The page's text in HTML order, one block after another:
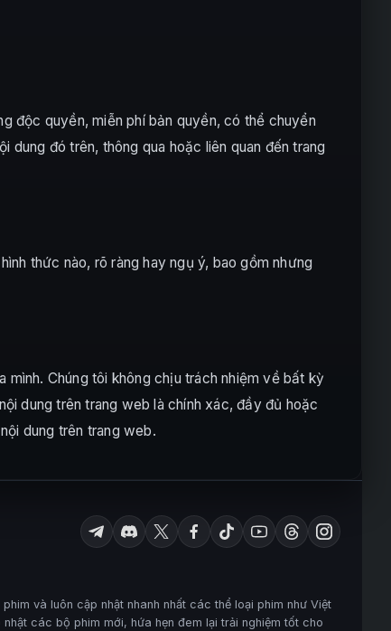
độc quyền, miễn phí bản quyền, có thể chuyển
đó trên, thông qua hoặc liên quan đến trang
thức nào, rõ ràng hay ngụ ý, bao gồm nhưng
Chúng tôi không chịu trách nhiệm về bất kỳ
dung trên trang web là chính xác, đầy đủ hoặc
dung trên trang web.
và luôn cập nhật nhanh nhất các thể loại phim như Việt
các bộ phim mới, hứa hẹn đem lại trải nghiệm tốt cho